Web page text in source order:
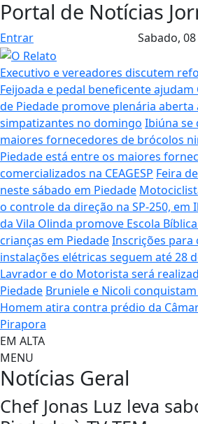
Portal de Notícias
Entrar Sabado,
Executivo e vereadores discutem
Feijoada e pedal beneficente ajudam
de Piedade promove plenária aberta
simpatizantes no domingo Ibiúna se
maiores fornecedores de brócolos
Piedade está entre os maiores
comercializados na CEAGESP Feira
neste sábado em Piedade
o controle da direção na SP-250, em
da Vila Olinda promove Escola
crianças em PiedadeInscrições
instalações elétricas seguem até 28
Lavrador e do Motorista será
Piedade Bruniele e Nicoli
Homem atira contra prédio da
Pirapora
EM ALTA
MENU
Notícias Geral
Chef Jonas Luz leva